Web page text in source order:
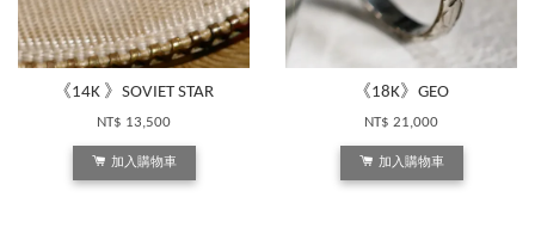
《14K 》SOVIET STAR
NT$ 13,500
加入購物車
《18K》GEO
NT$ 21,000
加入購物車